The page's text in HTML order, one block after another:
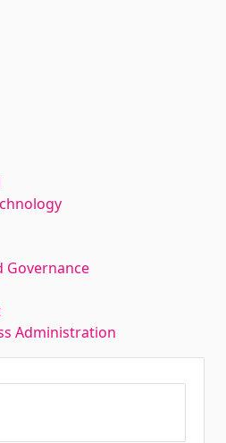
Governance
Administration